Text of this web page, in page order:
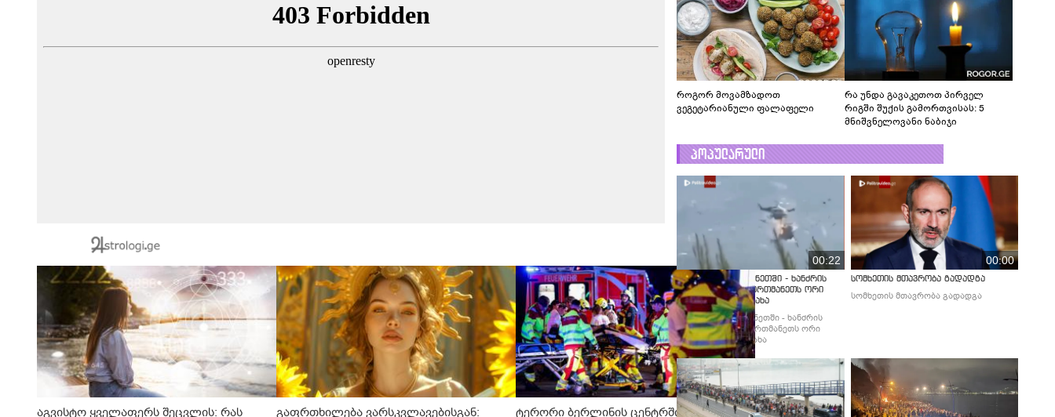
აგვისტო ყველაფერს შეცვლის: რას გაფრთხილება ვარსკვლავებისგან: ტერორი ბერლინის ცენტრში: პრაიდის
როგორ მოვამზადოთ
ვეგეტარიანული ფალაფელი
რა უნდა გავაკეთოთ პირველ
რიგში შუქის გამორთვისას: 5
მნიშვნელოვანი ნაბიჯი
პოპულარული
00:22
ტრაგედია საბერძნეთში - ხანძრის
ჩაქრობის დროს ერთმანეთს ორი
ვერტმფრენი შეეჯახა
ტრაგედია საბერძნეთში - ხანძრის
ჩაქრობის დროს ერთმანეთს ორი
ვერტმფრენი შეეჯახა
00:00
სომხეთის მთავრობა გადადგა
სომხეთის მთავრობა გადადგა